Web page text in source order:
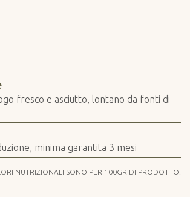
fresco e asciutto, lontano da fonti di
minima garantita 3 mesi
NUTRIZIONALI SONO PER 100GR DI PRODOTTO.